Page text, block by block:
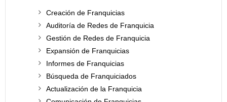
Creación de Franquicias
Auditoría de Redes de Franquicia
Gestión de Redes de Franquicia
Expansión de Franquicias
Informes de Franquicias
Búsqueda de Franquiciados
Actualización de la Franquicia